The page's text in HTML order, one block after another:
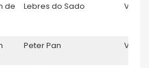
de
Lebres do Sado V5
Peter Pan V5